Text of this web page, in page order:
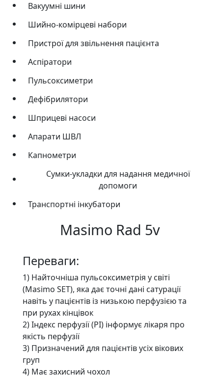
Вакуумні шини
Шийно-комірцеві набори
Пристрої для звільнення пацієнта
Аспіратори
Пульсоксиметри
Дефібрилятори
Шприцеві насоси
Апарати ШВЛ
Капнометри
Сумки-укладки для надання медичної
допомоги
Транспортні інкубатори
Masimo Rad 5v
Переваги:
1) Найточніша пульсоксиметрія у світі
(Masimo SET), яка дає точні дані сатурації
навіть у пацієнтів із низькою перфузією та
при рухах кінцівок
2) Індекс перфузії (PI) інформує лікаря про
якість перфузії
3) Призначений для пацієнтів усіх вікових
груп
4) Має захисний чохол